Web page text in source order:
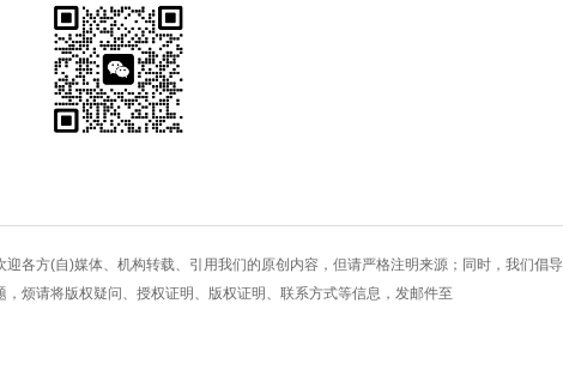
迎各方(自)媒体、机构转载、引用我们的原创内容，但请严格注明来源；同时，我们倡导
烦请将版权疑问、授权证明、版权证明、联系方式等信息，发邮件至